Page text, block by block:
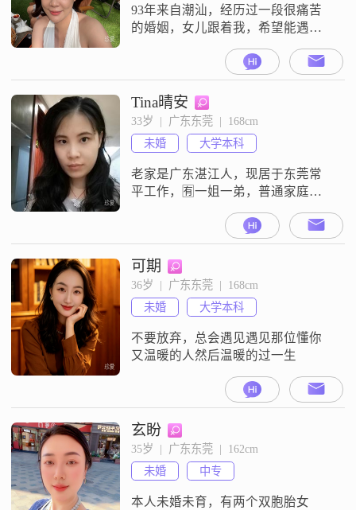
93年来自潮汕，经历过一段很痛苦
的婚姻，女儿跟着我，希望能遇到
个情绪稳定疼老婆的对象，
Tina晴安
33岁  |  广东东莞  |  168cm
未婚
大学本科
老家是广东湛江人，现居于东莞常
平工作，🈶一姐一弟，普通家庭。
心仪的ta~本人性格善良乐观开朗，
有原则性，平时独处时看书，会收
拾东西搞卫生，周末会出门逛街游
玩找美食。对方🈶稳定经济收入来
源，希望是广东人优先考虑到生活
饮食语言相同度，人格底色是善
良，🈶责任感担当，🈶原则守底
线，🈶情?
可期
36岁  |  广东东莞  |  168cm
未婚
大学本科
不要放弃，总会遇见遇见那位懂你
又温暖的人然后温暖的过一生
玄盼
35岁  |  广东东莞  |  162cm
未婚
中专
本人未婚未育，有两个双胞胎女